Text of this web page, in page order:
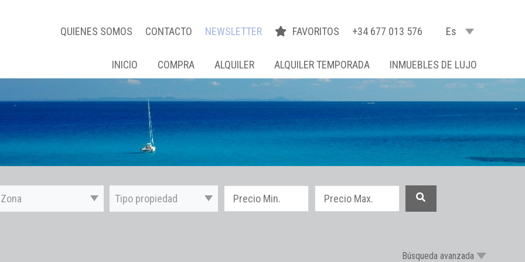
QUIENES SOMOS CONTACTO NEWSLETTER FAVORITOS +34 677 013 576 Es
INICIO COMPRA ALQUILER ALQUILER TEMPORADA INMUEBLES DE LUJO
Zona Tipo propiedad
Búsqueda avanzada